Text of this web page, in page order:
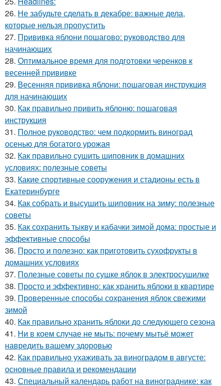
26. Не забудьте сделать в декабре: важные дела,
которые нельзя пропустить
27. Прививка яблони пошагово: руководство для
начинающих
28. Оптимальное время для подготовки черенков к
весенней прививке
29. Весенняя прививка яблони: пошаговая инструкция
для начинающих
30. Как правильно привить яблоню: пошаговая
инструкция
31. Полное руководство: чем подкормить виноград
осенью для богатого урожая
32. Как правильно сушить шиповник в домашних
условиях: полезные советы
33. Какие спортивные сооружения и стадионы есть в
Екатеринбурге
34. Как собрать и высушить шиповник на зиму: полезные
советы
35. Как сохранить тыкву и кабачки зимой дома: простые и
эффективные способы
36. Просто и полезно: как приготовить сухофрукты в
домашних условиях
37. Полезные советы по сушке яблок в электросушилке
38. Просто и эффективно: как хранить яблоки в квартире
39. Проверенные способы сохранения яблок свежими
зимой
40. Как правильно хранить яблоки до следующего сезона
41. Ни в коем случае не мыть: почему мытьё может
навредить вашему здоровью
42. Как правильно ухаживать за виноградом в августе:
основные правила и рекомендации
43. Специальный календарь работ на винограднике: как